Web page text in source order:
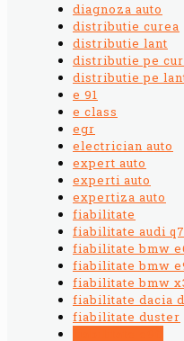
diagnoza auto
distributie curea
distributie lant
distributie pe
distributie pe
e 91
e class
egr
electrician auto
expert auto
experti auto
expertiza auto
fiabilitate
fiabilitate audi q7
fiabilitate bmw
fiabilitate bmw
fiabilitate bmw
fiabilitate dacia
fiabilitate duster